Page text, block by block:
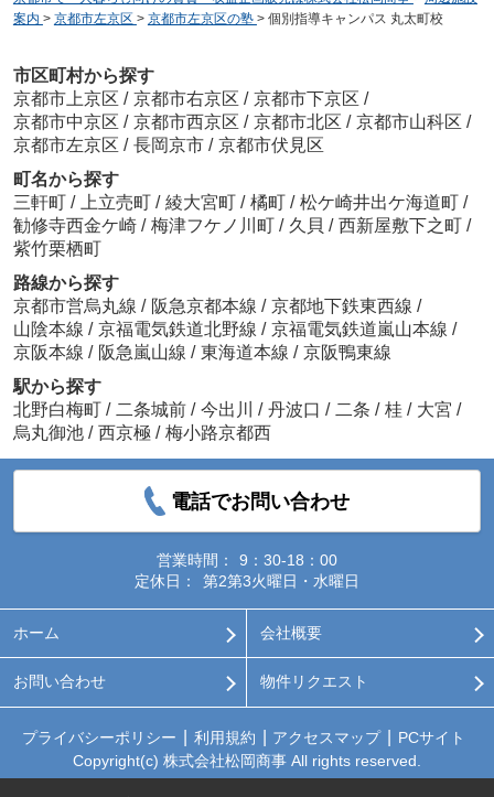
案内 > 京都市左京区 > 京都市左京区の塾 > 個別指導キャンパス 丸太町校
市区町村から探す
京都市上京区 / 京都市右京区 / 京都市下京区 /
京都市中京区 / 京都市西京区 / 京都市北区 / 京都市山科区 /
京都市左京区 / 長岡京市 / 京都市伏見区
町名から探す
三軒町 / 上立売町 / 綾大宮町 / 橘町 / 松ケ崎井出ケ海道町 /
勧修寺西金ケ崎 / 梅津フケノ川町 / 久貝 / 西新屋敷下之町 /
紫竹栗栖町
路線から探す
京都市営烏丸線 / 阪急京都本線 / 京都地下鉄東西線 /
山陰本線 / 京福電気鉄道北野線 / 京福電気鉄道嵐山本線 /
京阪本線 / 阪急嵐山線 / 東海道本線 / 京阪鴨東線
駅から探す
北野白梅町 / 二条城前 / 今出川 / 丹波口 / 二条 / 桂 / 大宮 /
烏丸御池 / 西京極 / 梅小路京都西
電話でお問い合わせ
営業時間：
9：30-18：00
定休日：
第2第3火曜日・水曜日
ホーム 会社概要
お問い合わせ 物件リクエスト
プライバシーポリシー 利用規約 アクセスマップ
PCサイト
Copyright(c) 株式会社松岡商事 All rights reserved.